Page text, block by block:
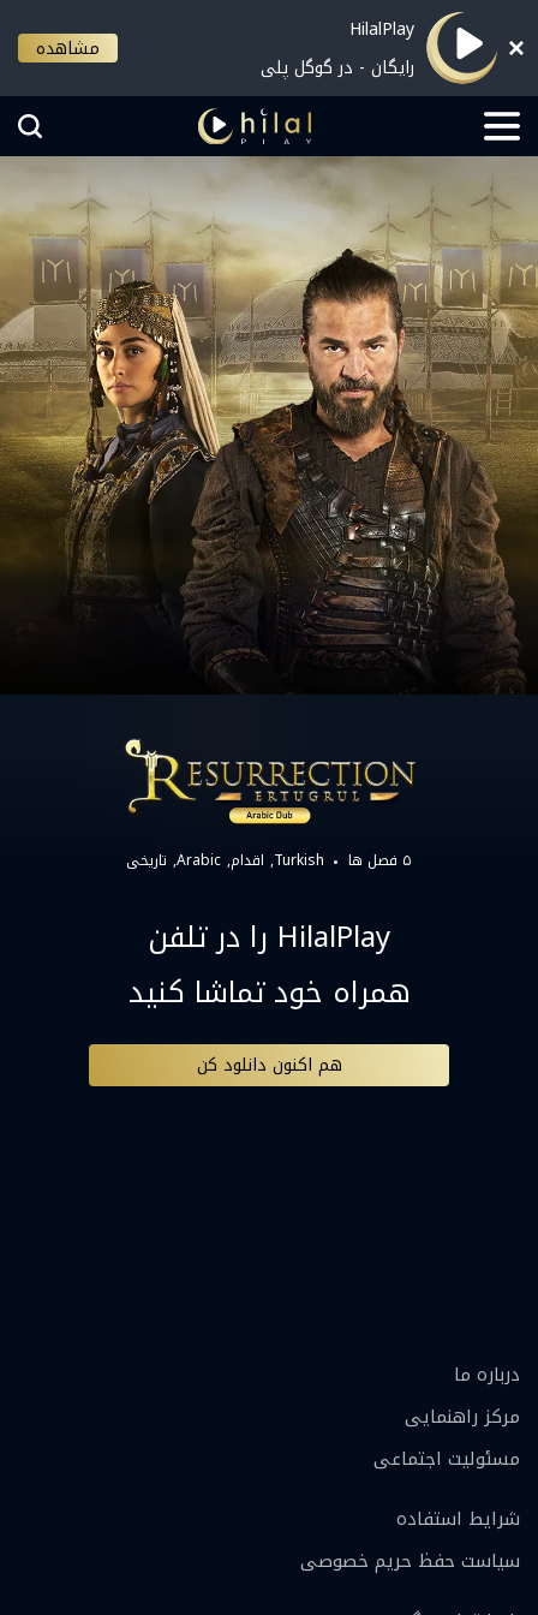
HilalPlay
رایگان - در گوگل پلی
مشاهده
۵ فصل ها Turkish اقدام Arabic تاریخی
HilalPlay را در تلفن
همراه خود تماشا کنید
هم اکنون دانلود کن
درباره ما
مرکز راهنمایی
مسئولیت اجتماعی
شرایط استفاده
سیاست حفظ حریم خصوصی